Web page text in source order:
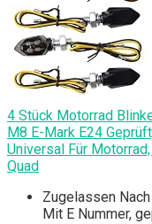
4 Stück Motorrad
M8 E-Mark E24
Universal Für
Quad
Zugelassen
Mit E Nummer,